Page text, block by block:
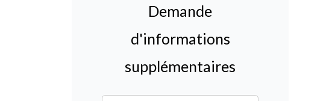
Demande
d'informations
supplémentaires